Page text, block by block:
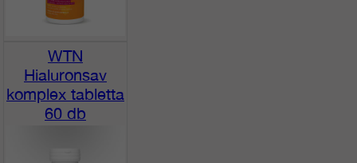
WTN
Hialuronsav
komplex tabletta
60 db